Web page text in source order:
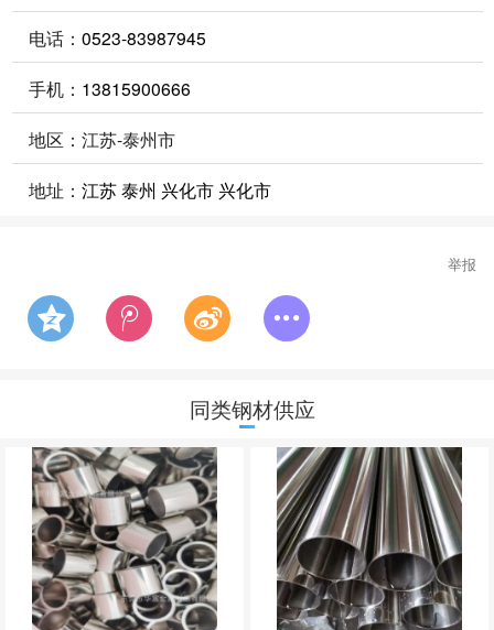
电话：0523-83987945
手机： 13815900666
地区：江苏-泰州市
地址：江苏 泰州 兴化市 兴化市
举报
同类钢材供应